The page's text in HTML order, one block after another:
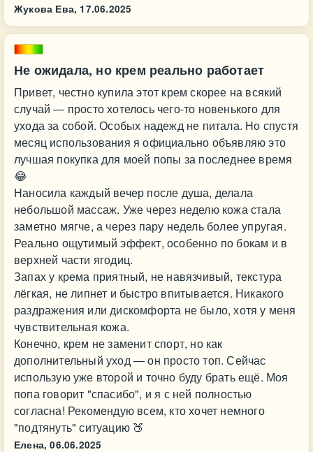
Жукова Ева, 17.06.2025
Не ожидала, но крем реально работает
Привет, честно купила этот крем скорее на всякий
случай — просто хотелось чего-то новенького для
ухода за собой. Особых надежд не питала. Но спустя
месяц использования я официально объявляю это
лучшая покупка для моей попы за последнее время
😂
Наносила каждый вечер после душа, делала
небольшой массаж. Уже через неделю кожа стала
заметно мягче, а через пару недель более упругая.
Реально ощутимый эффект, особенно по бокам и в
верхней части ягодиц.
Запах у крема приятный, не навязчивый, текстура
лёгкая, не липнет и быстро впитывается. Никакого
раздражения или дискомфорта не было, хотя у меня
чувствительная кожа.
Конечно, крем не заменит спорт, но как
дополнительный уход — он просто топ. Сейчас
использую уже второй и точно буду брать ещё. Моя
попа говорит "спасибо", и я с ней полностью
согласна! Рекомендую всем, кто хочет немного
"подтянуть" ситуацию 🍑
Елена, 06.06.2025